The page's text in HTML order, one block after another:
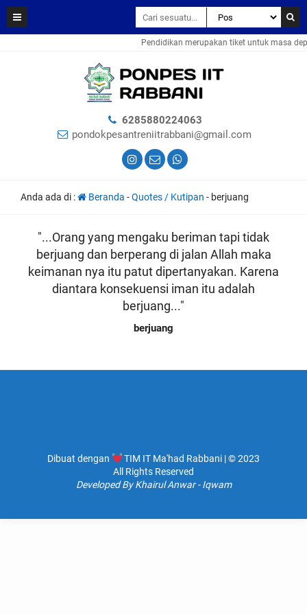
Pendidikan merupakan tiket untuk masa
6285880224063
pondokpesantreniitrabbani@gmail.com
Anda ada di : Beranda -Quotes / Kutipan - berjuang
"...Orang yang mengaku beriman tapi tidak
berjuang dan berperang di jalan Allah maka
keimanan nya itu patut dipertanyakan. Karena
diantara konsekuensi iman itu adalah
berjuang..."
berjuang
Dibuat dengan
TIM IT Ma'had Rabbani | © 2023
All Rights Reserved
Developed By Khairul Anwar - Iqwam